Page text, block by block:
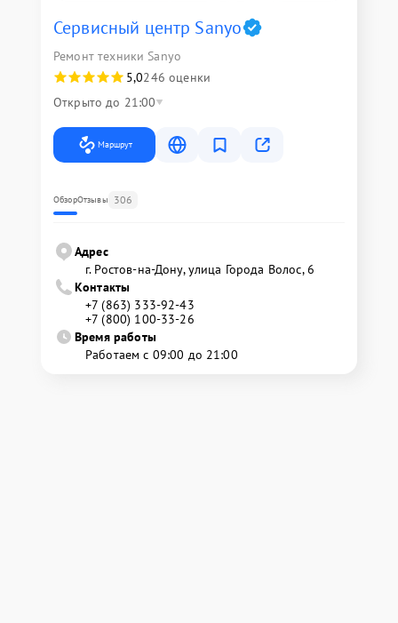
Сервисный центр Sanyo
Ремонт техники Sanyo
5,0246 оценки
Открыто до 21:00
Маршрут
ОбзорОтзывы 306
Адрес
г. Ростов-на-Дону, улица Города Волос, 6
Контакты
+7 (863) 333-92-43
+7 (800) 100-33-26
Время работы
Работаем с 09:00 до 21:00